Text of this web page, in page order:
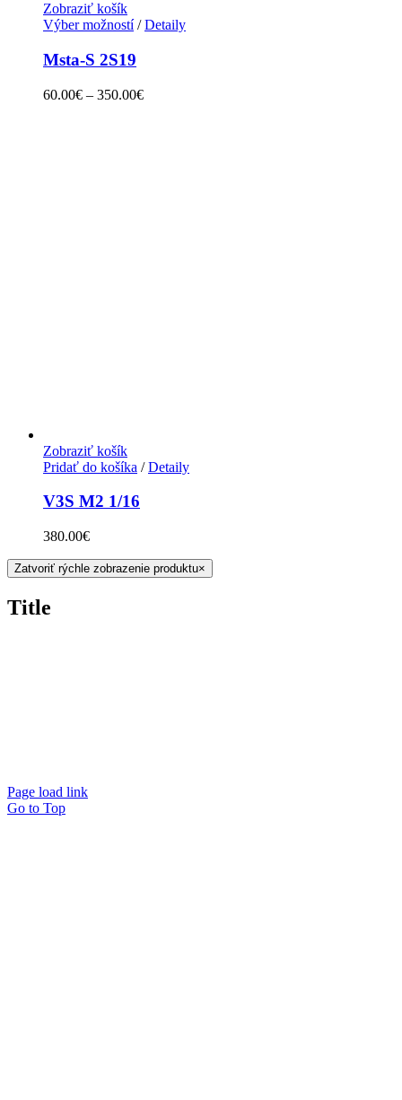
Zobraziť košík
Výber možností/ Detaily
Msta-S 2S19
60.00€ – 350.00€
Zobraziť košík
Pridať do košíka / Detaily
V3S M2 1/16
380.00€
Zatvoriť rýchle zobrazenie produktu×
Title
Page load link
Go to Top